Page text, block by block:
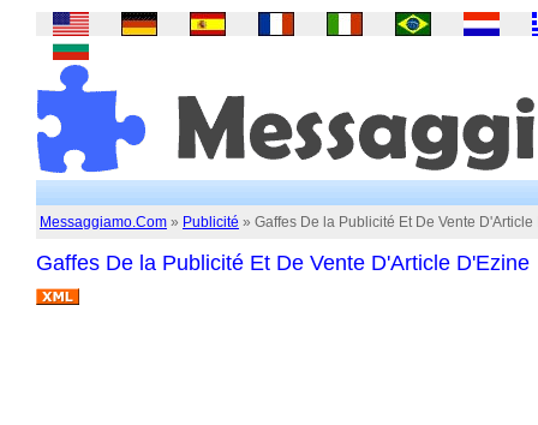
Messaggiamo.Com » Publicité » Gaffes De la Publicité Et De Vente D'Article
Gaffes De la Publicité Et De Vente D'Article D'Ezine